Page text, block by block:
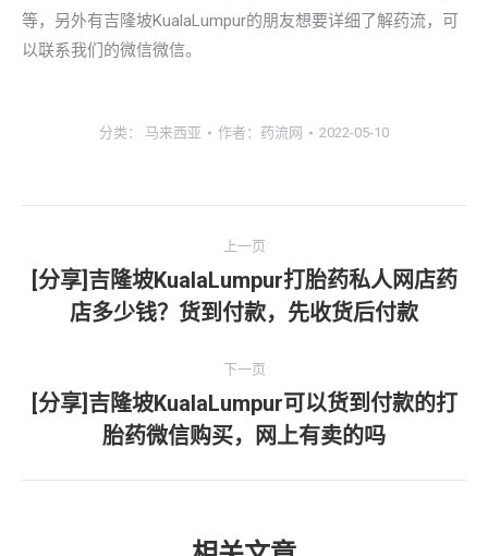
等，另外有吉隆坡KualaLumpur的朋友想要详细了解药流，可
以联系我们的微信微信。
分类： 马来西亚 作者： 药流网 2022-05-10
章
上一页
上
一
[分享]吉隆坡KualaLumpur打胎药私人网店药
店多少钱？货到付款，先收货后付款
下一页
下
一
文
[分享]吉隆坡KualaLumpur可以货到付款的打
胎药微信购买，网上有卖的吗